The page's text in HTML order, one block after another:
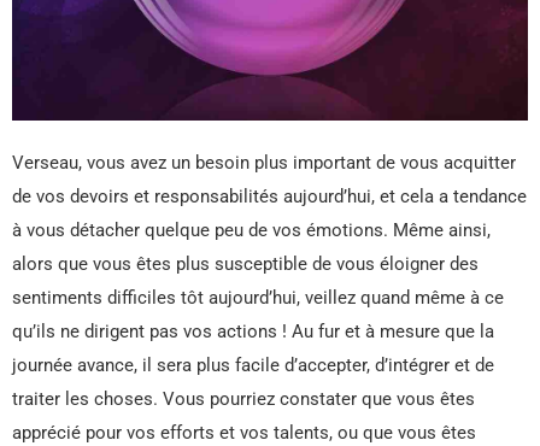
Verseau, vous avez un besoin plus important de vous acquitter
de vos devoirs et responsabilités aujourd’hui, et cela a tendance
à vous détacher quelque peu de vos émotions. Même ainsi,
alors que vous êtes plus susceptible de vous éloigner des
sentiments difficiles tôt aujourd’hui, veillez quand même à ce
qu’ils ne dirigent pas vos actions ! Au fur et à mesure que la
journée avance, il sera plus facile d’accepter, d’intégrer et de
traiter les choses. Vous pourriez constater que vous êtes
apprécié pour vos efforts et vos talents, ou que vous êtes